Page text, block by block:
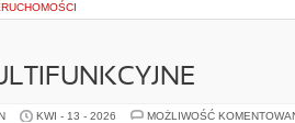
KWI - 13 - 2026 MOŻLIWOŚĆ